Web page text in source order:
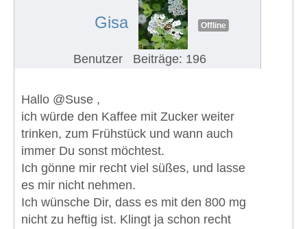
Gisa Offline
Benutzer Beiträge: 196
Hallo @Suse ,
ich würde den Kaffee mit Zucker weiter
trinken, zum Frühstück und wann auch
immer Du sonst möchtest.
Ich gönne mir recht viel süßes, und lasse
es mir nicht nehmen.
Ich wünsche Dir, dass es mit den 800 mg
nicht zu heftig ist. Klingt ja schon recht